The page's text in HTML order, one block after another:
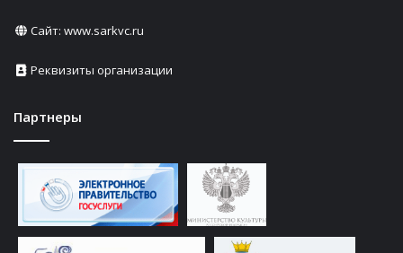
Сайт: www.sarkvc.ru
Реквизиты организации
Партнеры